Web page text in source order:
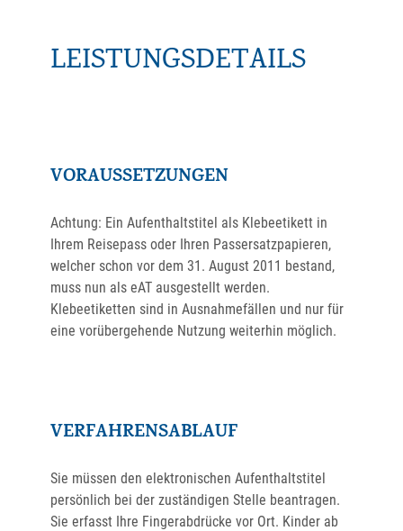
LEISTUNGSDETAILS
VORAUSSETZUNGEN
Achtung: Ein Aufenthaltstitel als Klebeetikett in
Ihrem Reisepass oder Ihren Passersatzpapieren,
welcher schon vor dem 31. August 2011 bestand,
muss nun als eAT ausgestellt werden.
Klebeetiketten sind in Ausnahmefällen und nur für
eine vorübergehende Nutzung weiterhin möglich.
VERFAHRENSABLAUF
Sie müssen den elektronischen Aufenthaltstitel
persönlich bei der zuständigen Stelle beantragen.
Sie erfasst Ihre Fingerabdrücke vor Ort. Kinder ab